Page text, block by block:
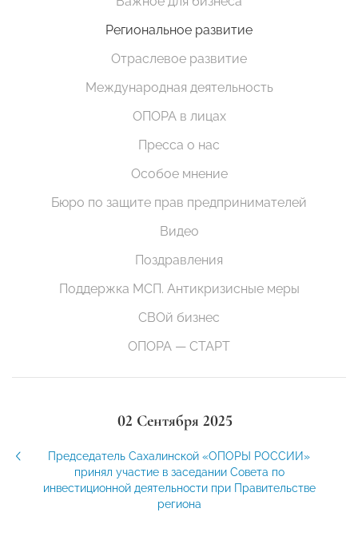
Региональное развитие
Отраслевое развитие
Международная деятельность
ОПОРА в лицах
Пресса о нас
Особое мнение
Бюро по защите прав предпринимателей
Видео
Поздравления
Поддержка МСП. Антикризисные меры
СВОй бизнес
ОПОРА — СТАРТ
02 Сентября 2025
Председатель Сахалинской «ОПОРЫ РОССИИ»
принял участие в заседании Совета по
инвестиционной деятельности при Правительстве
региона